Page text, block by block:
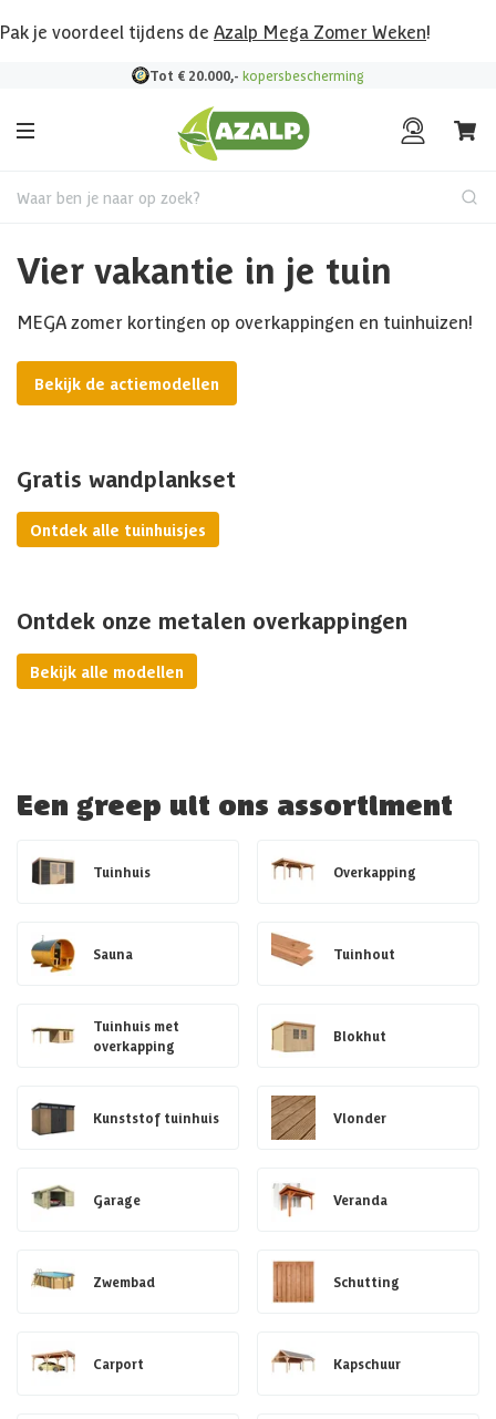
Pak je voordeel tijdens de Azalp Mega Zomer Weken!
Bekijk hier al onze deals!
Waar ben je naar op zoek?
Vier vakantie in je tuin
MEGA zomer kortingen op overkappingen en tuinhuizen!
Bekijk de actiemodellen
Gratis wandplankset
Ontdek alle tuinhuisjes
Ontdek onze metalen overkappingen
Bekijk alle modellen
Een greep uit ons assortiment
Tuinhuis Overkapping
Sauna Tuinhout
Tuinhuis met
overkapping
Blokhut
Kunststof tuinhuis Vlonder
Garage Veranda
Zwembad Schutting
Carport Kapschuur